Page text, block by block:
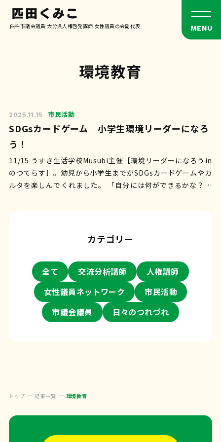
臼杵市議会議員 大分県人権啓発講師 女性議員の会副代表
環境教育
2025.11.15 市民活動
SDGsカードゲーム 小学生環境リーダーになろ
う！
11/15 うすき生活学校Musubi主催［環境リーダーになろうin
のつてらす］。幼児から小学生までがSDGsカードゲームやカ
ルタを楽しんでくれました。 「自分には何ができるかな？」
カテゴリー
全て 交流分析講師
人権講師
女性議員ネットワーク
市民活動
市議会議員
日々のつれづれ
トップ 記事一覧 環境教育